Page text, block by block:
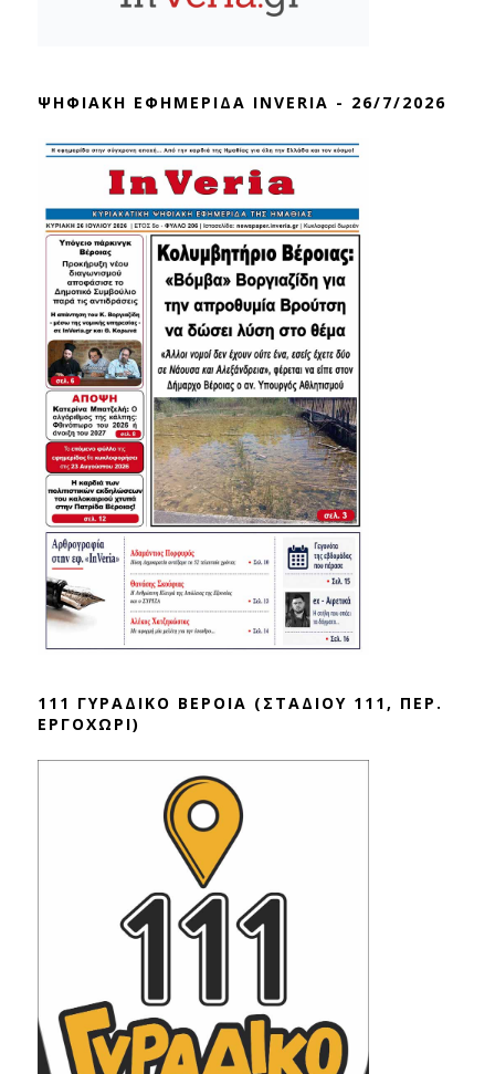
ΨΗΦΙΑΚΗ ΕΦΗΜΕΡΙΔΑ INVERIA - 26/7/2026
111 ΓΥΡΑΔΙΚΟ ΒΕΡΟΙΑ (ΣΤΑΔΙΟΥ 111, ΠΕΡ.
ΕΡΓΟΧΩΡΙ)